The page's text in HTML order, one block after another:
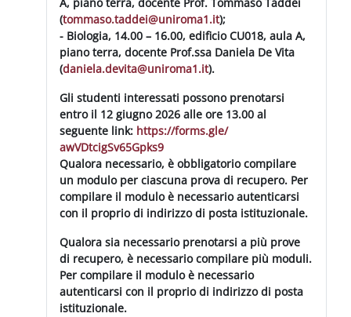
A, piano terra, docente Prof. Tommaso Taddei
(tommaso.taddei@uniroma1.it);
- Biologia, 14.00 – 16.00, edificio CU018, aula A,
piano terra, docente Prof.ssa Daniela De Vita
(daniela.devita@uniroma1.it).
Gli studenti interessati possono prenotarsi
entro il 12 giugno 2026 alle ore 13.00 al
seguente link: https://forms.gle/
awVDtcigSv65Gpks9
Qualora necessario, è obbligatorio compilare
un modulo per ciascuna prova di recupero. Per
compilare il modulo è necessario autenticarsi
con il proprio di indirizzo di posta istituzionale.
Qualora sia necessario prenotarsi a più prove
di recupero, è necessario compilare più moduli.
Per compilare il modulo è necessario
autenticarsi con il proprio di indirizzo di posta
istituzionale.